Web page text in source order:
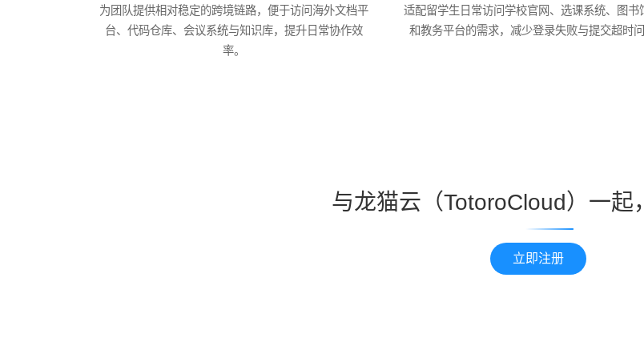
为团队提供相对稳定的跨境链路，便于访问海外文档平
台、代码仓库、会议系统与知识库，提升日常协作效
率。
适配留学生日常访问学校官网、选课系统、图书
和教务平台的需求，减少登录失败与提交超时问
与龙猫云（TotoroCloud）一起
立即注册